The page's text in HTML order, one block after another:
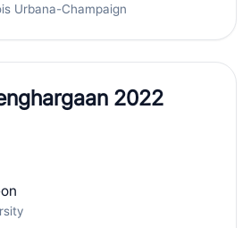
Urbana-Champaign
2022